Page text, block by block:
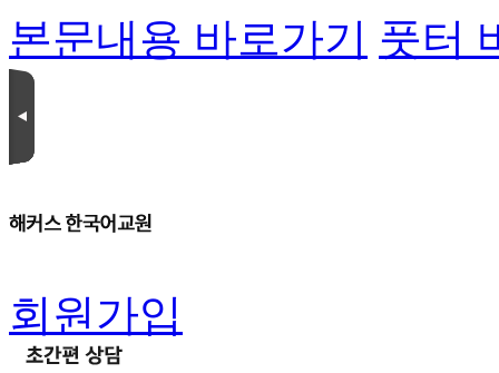
본문내용 바로가기 풋터
회원가입